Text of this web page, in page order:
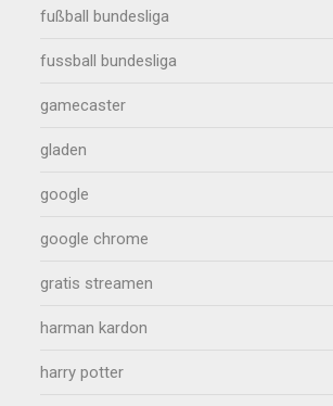
fußball bundesliga
fussball bundesliga
gamecaster
gladen
google
google chrome
gratis streamen
harman kardon
harry potter